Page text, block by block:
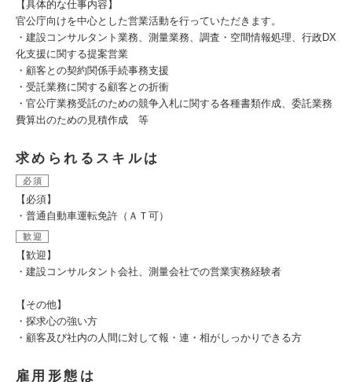
【具体的な仕事内容】
官公庁向けを中心とした営業活動を行っていただきます。
・建設コンサルタント業務、測量業務、調査・空間情報処理、行政DX
化支援に関する提案営業
・顧客との契約関係手続事務支援
・受託業務に関する顧客との折衝
・官公庁業務受託のための競争入札に関する各種書類作成、委託業務
費算出のための見積作成 等
求められるスキルは
必須
【必須】
・普通自動車運転免許（ＡＴ可）
歓迎
【歓迎】
・建設コンサルタント会社、測量会社での営業実務経験者
【その他】
・探求心の強い方
・顧客及び社内の人間に対して報・連・相がしっかりできる方
雇用形態は